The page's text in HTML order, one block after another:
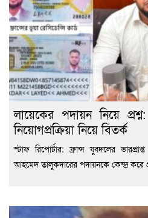
লায়েকের পদায়ন নিয়ে
নিয়োগপ্রক্রিয়া নিয়ে বিতর্ক
স্টাফ রিপোর্টার: ফ্রান্স যুবদলের
আহমেদ তালুকদারের পদায়নকে কেন্দ্র করে